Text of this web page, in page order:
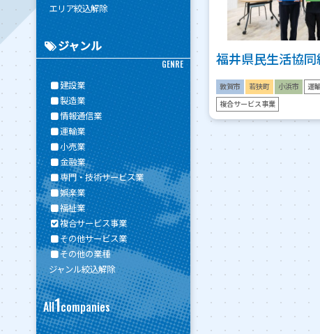
エリア絞込解除
ジャンル
GENRE
建設業
製造業
情報通信業
運輸業
小売業
金融業
専門・技術サービス業
娯楽業
福祉業
複合サービス事業
その他サービス業
その他の業種
ジャンル絞込解除
All1companies
福井県民生活協同
敦賀市 若狭町 小浜市 運
複合サービス事業